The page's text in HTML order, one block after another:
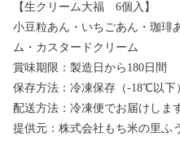
【生クリーム大福 6個入】
小豆粒あん・いちごあん・珈琲
ム・カスタードクリーム
賞味期限：製造日から180日間
保存方法：冷凍保存（-18℃以下
配送方法：冷凍便でお届けしま
提供元：株式会社もち米の里ふ